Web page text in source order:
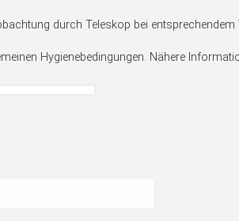
durch Teleskop bei entsprechendem
Hygienebedingungen. Nähere